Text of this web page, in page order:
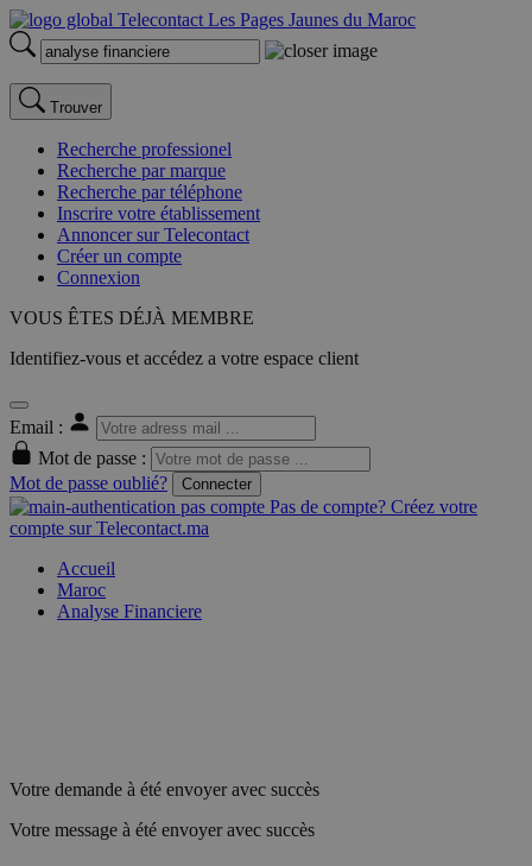
Trouver
Recherche professionel
Recherche par marque
Recherche par téléphone
Inscrire votre établissement
Annoncer sur Telecontact
Créer un compte
Connexion
VOUS ÊTES DÉJÀ MEMBRE
Identifiez-vous et accédez a votre espace client
Email :
Mot de passe :
Mot de passe oublié?
Connecter
Pas de compte? Créez votre
compte sur Telecontact.ma
Accueil
Maroc
Analyse Financiere
Votre demande à été envoyer avec succès
Votre message à été envoyer avec succès